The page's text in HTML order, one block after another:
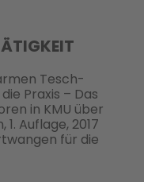
Tesch-
Praxis – Das
in KMU über
Auflage, 2017
für die